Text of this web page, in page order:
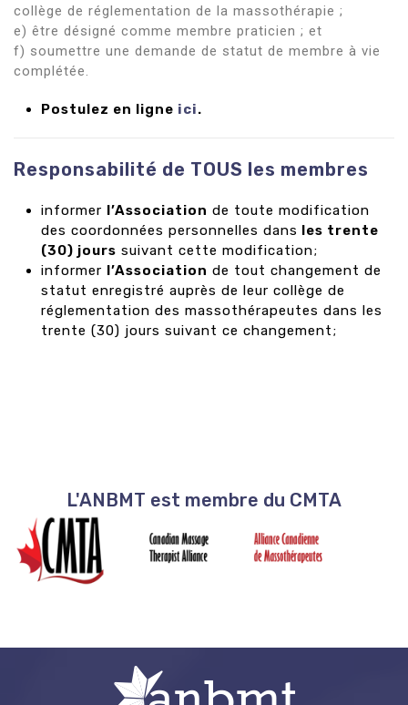
collège de réglementation de la massothérapie ;
e) être désigné comme membre praticien ; et
f) soumettre une demande de statut de membre à vie
complétée.
Postulez en ligne ici.
Responsabilité de TOUS les membres
informer l’Association de toute modification
des coordonnées personnelles dans les trente
(30) jours suivant cette modification;
informer l’Association de tout changement de
statut enregistré auprès de leur collège de
réglementation des massothérapeutes dans les
trente (30) jours suivant ce changement;
L'ANBMT est membre du CMTA